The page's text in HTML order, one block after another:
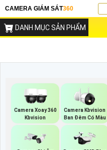
CAMERA GIÁM SÁT360
DANH MỤC SẢN PHẨM
Camera Xoay 360
Kbvision
Camera Kbvision
Ban Đêm Có Màu